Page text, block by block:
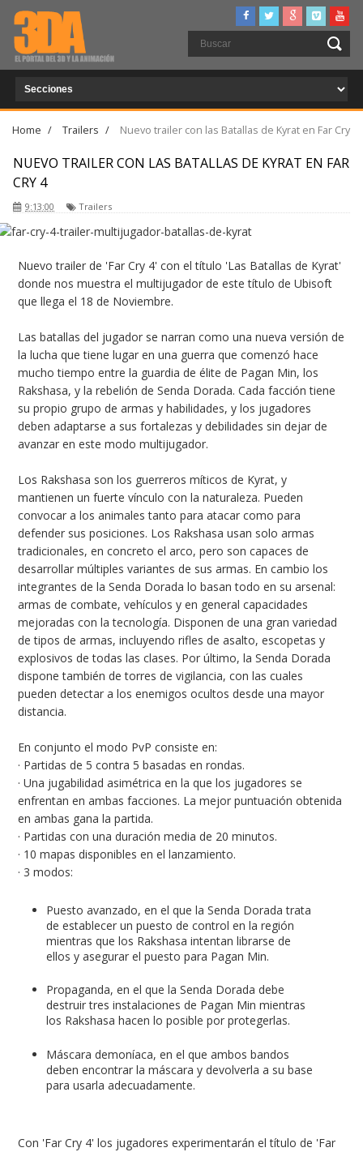
Home / Trailers /
Nuevo trailer con las Batallas de Kyrat en Far Cry
NUEVO TRAILER CON LAS BATALLAS DE KYRAT EN FAR
CRY 4
9:13:00 Trailers
Nuevo trailer de 'Far Cry 4' con el título 'Las Batallas de Kyrat'
donde nos muestra el multijugador de este título de Ubisoft
que llega el 18 de Noviembre.
Las batallas del jugador se narran como una nueva versión de
la lucha que tiene lugar en una guerra que comenzó hace
mucho tiempo entre la guardia de élite de Pagan Min, los
Rakshasa, y la rebelión de Senda Dorada. Cada facción tiene
su propio grupo de armas y habilidades, y los jugadores
deben adaptarse a sus fortalezas y debilidades sin dejar de
avanzar en este modo multijugador.
Los Rakshasa son los guerreros míticos de Kyrat, y
mantienen un fuerte vínculo con la naturaleza. Pueden
convocar a los animales tanto para atacar como para
defender sus posiciones. Los Rakshasa usan solo armas
tradicionales, en concreto el arco, pero son capaces de
desarrollar múltiples variantes de sus armas. En cambio los
integrantes de la Senda Dorada lo basan todo en su arsenal:
armas de combate, vehículos y en general capacidades
mejoradas con la tecnología. Disponen de una gran variedad
de tipos de armas, incluyendo rifles de asalto, escopetas y
explosivos de todas las clases. Por último, la Senda Dorada
dispone también de torres de vigilancia, con las cuales
pueden detectar a los enemigos ocultos desde una mayor
distancia.
En conjunto el modo PvP consiste en:
· Partidas de 5 contra 5 basadas en rondas.
· Una jugabilidad asimétrica en la que los jugadores se
enfrentan en ambas facciones. La mejor puntuación obtenida
en ambas gana la partida.
· Partidas con una duración media de 20 minutos.
· 10 mapas disponibles en el lanzamiento.
· 3 modos:
Puesto avanzado, en el que la Senda Dorada trata
de establecer un puesto de control en la región
mientras que los Rakshasa intentan librarse de
ellos y asegurar el puesto para Pagan Min.
Propaganda, en el que la Senda Dorada debe
destruir tres instalaciones de Pagan Min mientras
los Rakshasa hacen lo posible por protegerlas.
Máscara demoníaca, en el que ambos bandos
deben encontrar la máscara y devolverla a su base
para usarla adecuadamente.
Con 'Far Cry 4' los jugadores experimentarán el título de 'Far